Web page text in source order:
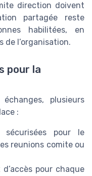
direction doivent
partagée reste
habilitées, en
de l’organisation.
pour la
plusieurs
:
sécurisées pour le
reunions comite ou
pour chaque